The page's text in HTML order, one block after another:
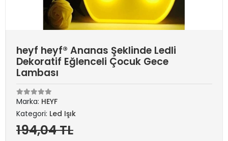
heyf heyf® Ananas Şeklinde Ledli
Dekoratif Eğlenceli Çocuk Gece
Lambası
Marka: HEYF
Kategori: Led Işık
194,04 TL